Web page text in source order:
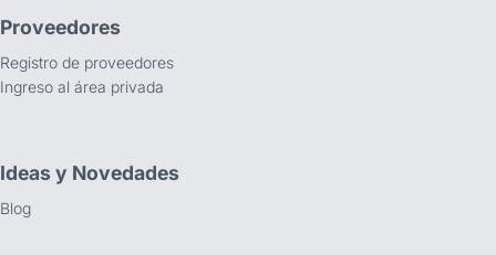
Proveedores
Registro de proveedores
Ingreso al área privada
Ideas y Novedades
Blog